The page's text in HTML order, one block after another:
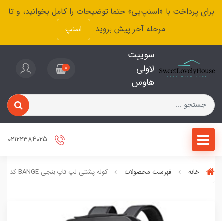
برای پرداخت با «اسنپ‌پی» حتما توضیحات را کامل بخوانید، و تا
مرحله آخر پیش بروید.
اسنپ
سوییت
لاولی
هاوس
0
خانه فهرست محصولات کوله پشتی لپ تاپ بنجی BANGE کد 22201